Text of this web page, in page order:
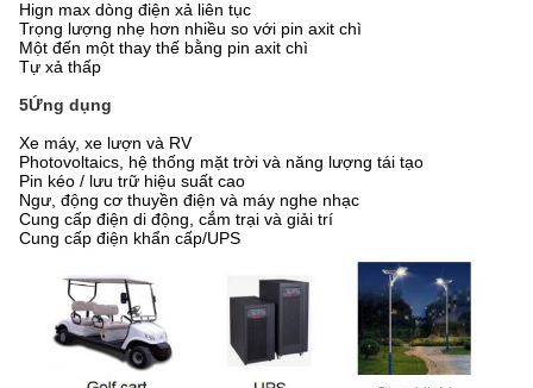
Hign max dòng điện xả liên tục
Trọng lượng nhẹ hơn nhiều so với pin axit chì
Một đến một thay thế bằng pin axit chì
Tự xả thấp
5Ứng dụng
Xe máy, xe lượn và RV
Photovoltaics, hệ thống mặt trời và năng lượng tái tạo
Pin kéo / lưu trữ hiệu suất cao
Ngư, động cơ thuyền điện và máy nghe nhạc
Cung cấp điện di động, cắm trại và giải trí
Cung cấp điện khẩn cấp/UPS